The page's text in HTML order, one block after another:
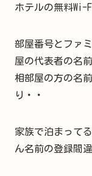
ホテルの無料Wi-
部屋番号とファ
屋の代表者の名
相部屋の方の名
り・・
家族で泊まって
ん名前の登録間